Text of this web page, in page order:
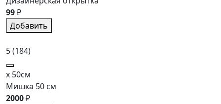
99₽
Добавить
5(184)
x 50см
Мишка 50 см
2000₽